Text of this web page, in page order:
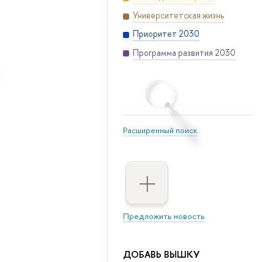
Университетская жизнь
Приоритет 2030
Программа развития 2030
Расширенный поиск
Предложить новость
ДОБАВЬ ВЫШКУ